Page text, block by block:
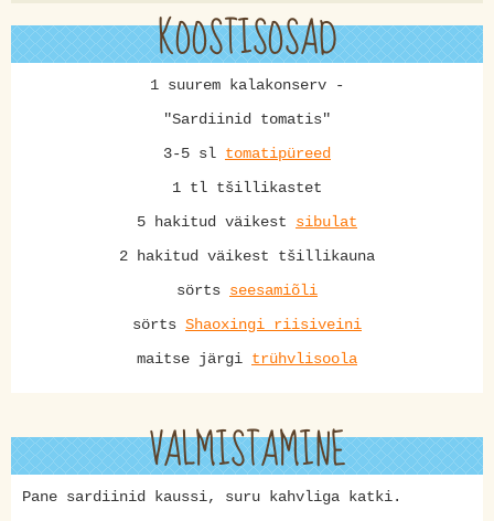
KOOSTISOSAD
1 suurem kalakonserv -
"Sardiinid tomatis"
3-5 sl tomatipüreed
1 tl tšillikastet
5 hakitud väikest sibulat
2 hakitud väikest tšillikauna
sörts seesamiõli
sörts Shaoxingi riisiveini
maitse järgi trühvlisoola
VALMISTAMINE
Pane sardiinid kaussi, suru kahvliga katki.